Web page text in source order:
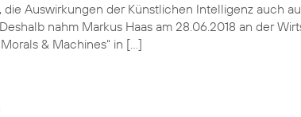
die Auswirkungen der Künstlichen Intelligenz auch
nahm Markus Haas am 28.06.2018 an der
& Machines“ in […]